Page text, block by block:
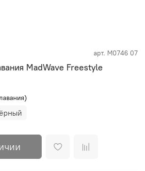
арт. M0746 07
MadWave Freestyle